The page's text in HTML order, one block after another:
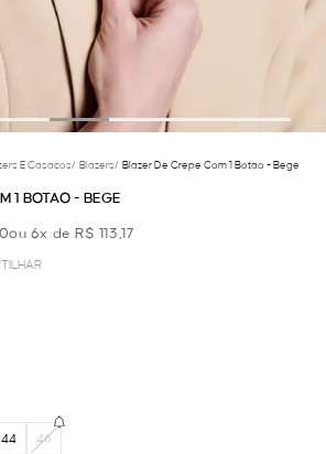
E Casacos/ Blazers/ Blazer De Crepe Com 1 Botao - Bege
1 BOTAO - BEGE
ou 6x de R$ 113,17
44 46